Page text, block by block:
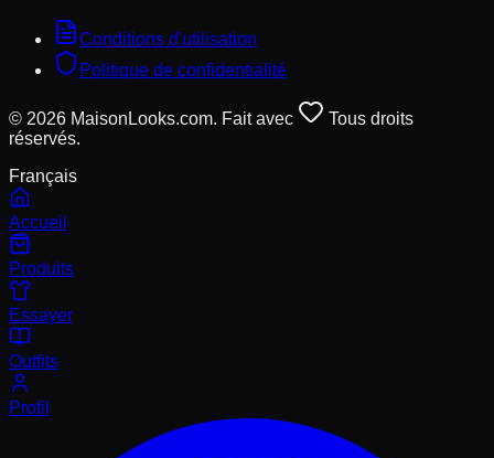
Conditions d'utilisation
Politique de confidentialité
© 2026 MaisonLooks.com. Fait avec
Tous droits
réservés.
Français
Accueil
Produits
Essayer
Outfits
Profil